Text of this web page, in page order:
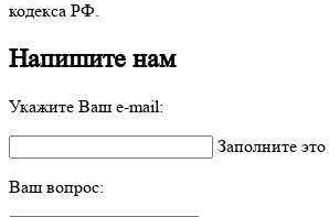
кодекса РФ.
Напишите нам
Укажите Ваш e-mail:
Заполните
Ваш вопрос: